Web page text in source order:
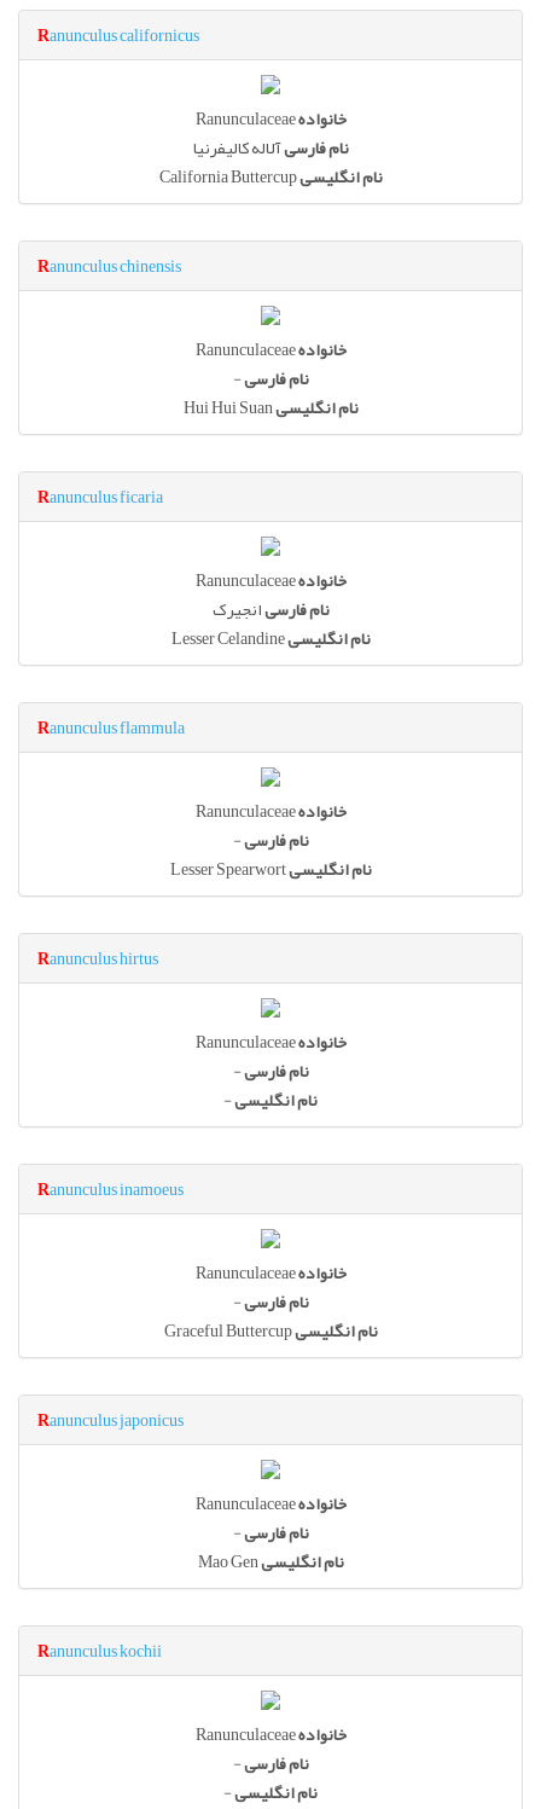
Ranunculus californicus
خانوادهRanunculaceae
نام فارسیآلاله کالیفرنیا
نام انگلیسیCalifornia Buttercup
Ranunculus chinensis
خانوادهRanunculaceae
نام فارسی-
نام انگلیسیHui Hui Suan
Ranunculus ficaria
خانوادهRanunculaceae
نام فارسیانجیرک
نام انگلیسیLesser Celandine
Ranunculus flammula
خانوادهRanunculaceae
نام فارسی-
نام انگلیسیLesser Spearwort
Ranunculus hirtus
خانوادهRanunculaceae
نام فارسی-
نام انگلیسی-
Ranunculus inamoeus
خانوادهRanunculaceae
نام فارسی-
نام انگلیسیGraceful Buttercup
Ranunculus japonicus
خانوادهRanunculaceae
نام فارسی-
نام انگلیسیMao Gen
Ranunculus kochii
خانوادهRanunculaceae
نام فارسی-
نام انگلیسی-